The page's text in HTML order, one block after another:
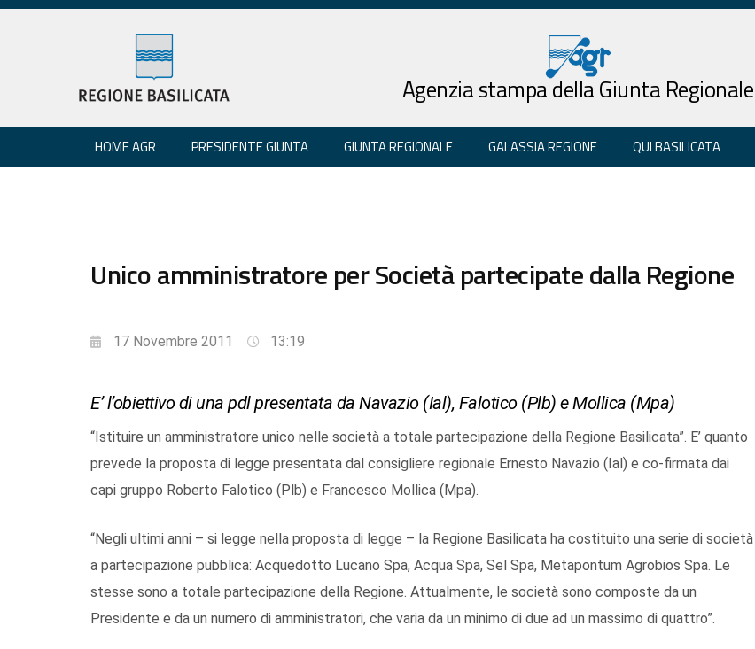
Agenzia stampa della Giunta Regionale
HOME AGR PRESIDENTE GIUNTA GIUNTA REGIONALE GALASSIA REGIONE QUI BASILICATA
Unico amministratore per Società partecipate dalla Regione
17 Novembre 2011 13:19
E’ l’obiettivo di una pdl presentata da Navazio (Ial), Falotico (Plb) e Mollica (Mpa)
“Istituire un amministratore unico nelle società a totale partecipazione della Regione Basilicata”. E’ quanto
prevede la proposta di legge presentata dal consigliere regionale Ernesto Navazio (Ial) e co-firmata dai
capi gruppo Roberto Falotico (Plb) e Francesco Mollica (Mpa).
“Negli ultimi anni – si legge nella proposta di legge – la Regione Basilicata ha costituito una serie di società
a partecipazione pubblica: Acquedotto Lucano Spa, Acqua Spa, Sel Spa, Metapontum Agrobios Spa. Le
stesse sono a totale partecipazione della Regione. Attualmente, le società sono composte da un
Presidente e da un numero di amministratori, che varia da un minimo di due ad un massimo di quattro”.